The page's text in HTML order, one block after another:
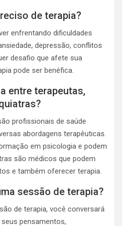
de terapia?
enfrentando dificuldades
depressão, conflitos
desafio que afete sua
pode ser benéfica.
entre terapeutas,
profissionais de saúde
abordagens terapêuticas.
em psicologia e podem
são médicos que podem
e também oferecer terapia.
sessão de terapia?
de terapia, você conversará
pensamentos,